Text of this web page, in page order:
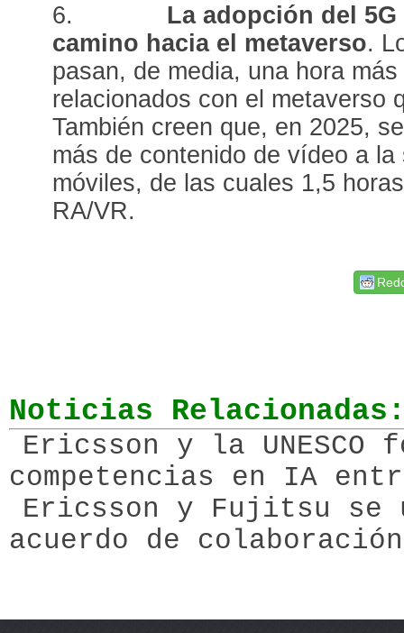
6. La adopción del
camino hacia el metaverso.
pasan, de media, una hora
relacionados con el metaverso
También creen que, en 2025,
más de contenido de vídeo a
móviles, de las cuales 1,5
RA/VR.
Noticias
Ericsson y la UNESCO
competencias en IA
Ericsson y Fujitsu se
acuerdo de